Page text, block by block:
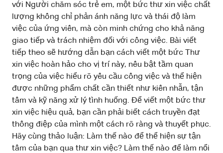
với Người chăm sóc trẻ em, một bức thư xin việc chất
lượng không chỉ phản ánh năng lực và thái độ làm
việc của ứng viên, mà còn minh chứng cho khả năng
giao tiếp và trách nhiệm đối với công việc. Bài viết
tiếp theo sẽ hướng dẫn bạn cách viết một bức Thư
xin việc hoàn hảo cho vị trí này, nêu bật tầm quan
trọng của việc hiểu rõ yêu cầu công việc và thể hiện
được những phẩm chất cần thiết như kiên nhẫn, tận
tâm và kỹ năng xử lý tình huống. Để viết một bức thư
xin việc hiệu quả, bạn cần phải biết cách truyền đạt
thông điệp của mình một cách rõ ràng và thuyết phục.
Hãy cùng thảo luận: Làm thế nào để thể hiện sự tận
tâm của bạn qua thư xin việc? Làm thế nào để làm nổi